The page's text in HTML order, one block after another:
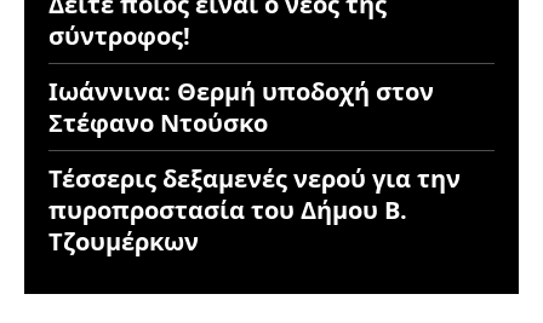
σύντροφος!
Ιωάννινα: Θερμή υποδοχή στον
Στέφανο Ντούσκο
Τέσσερις δεξαμενές νερού για την
πυροπροστασία του Δήμου Β.
Τζουμέρκων